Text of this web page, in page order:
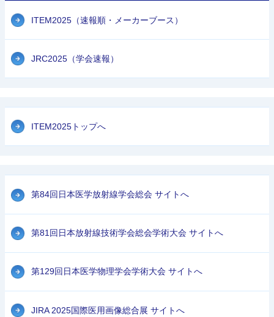
ITEM2025（速報順・メーカーブース）
JRC2025（学会速報）
ITEM2025トップへ
第84回日本医学放射線学会総会 サイトへ
第81回日本放射線技術学会総会学術大会 サイトへ
第129回日本医学物理学会学術大会 サイトへ
JIRA 2025国際医用画像総合展 サイトへ